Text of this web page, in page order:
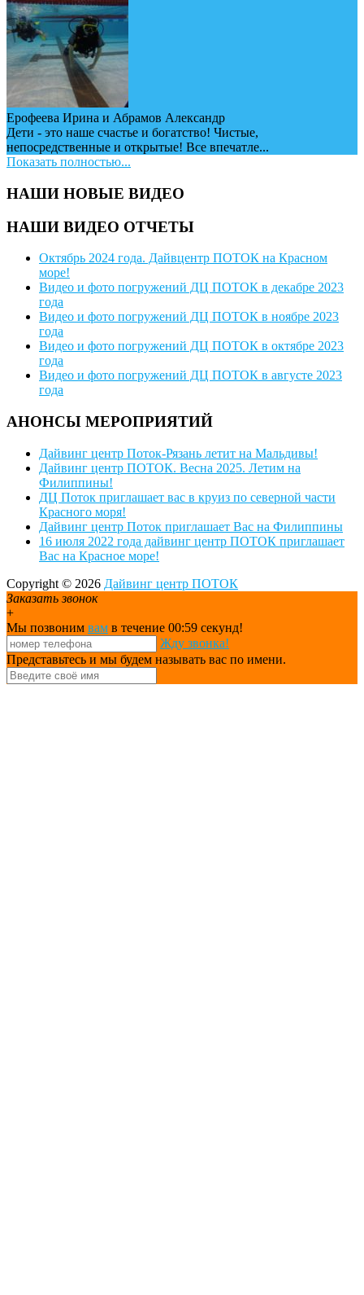
Ерофеева Ирина и Абрамов Александр
Дети - это наше счастье и богатство! Чистые,
непосредственные и открытые! Все впечатле...
Показать полностью...
НАШИ НОВЫЕ ВИДЕО
НАШИ ВИДЕО ОТЧЕТЫ
Октябрь 2024 года. Дайвцентр ПОТОК на Красном
море!
Видео и фото погружений ДЦ ПОТОК в декабре 2023
года
Видео и фото погружений ДЦ ПОТОК в ноябре 2023
года
Видео и фото погружений ДЦ ПОТОК в октябре 2023
года
Видео и фото погружений ДЦ ПОТОК в августе 2023
года
АНОНСЫ МЕРОПРИЯТИЙ
Дайвинг центр Поток-Рязань летит на Мальдивы!
Дайвинг центр ПОТОК. Весна 2025. Летим на
Филиппины!
ДЦ Поток приглашает вас в круиз по северной части
Красного моря!
Дайвинг центр Поток приглашает Вас на Филиппины
16 июля 2022 года дайвинг центр ПОТОК приглашает
Вас на Красное море!
Copyright © 2026 Дайвинг центр ПОТОК
Заказать звонок
+
Мы позвоним вам в течение 00:59 секунд!
Жду звонка!
Представьтесь и мы будем называть вас по имени.